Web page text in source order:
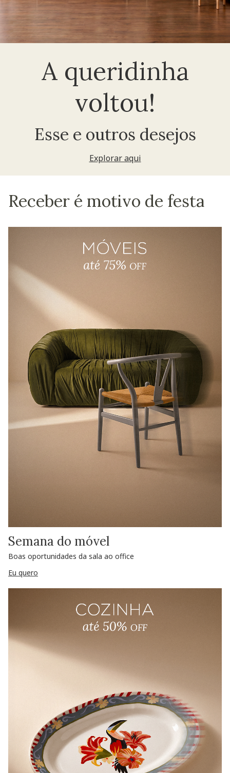
A queridinha
voltou!
Esse e outros desejos
Explorar aqui
Receber é motivo de festa
Semana do móvel
Boas oportunidades da sala ao office
Eu quero